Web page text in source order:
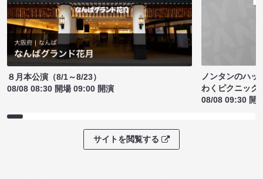
８月本公演（8/1～8/23）
08/08 08:30 開場 09:00 開演
ノンタンのハッ
わくピクニック
08/08 09:30 開
サイトを閲覧する